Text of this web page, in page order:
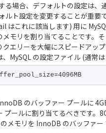
る場合、デフォルトの設定は、
ルト設定を変更することが重
はこれに該当します) 用に
メモリを割り当てることです。
クエリーを大幅にスピードアッ
、MySQL の設定ファイル (通常
のバッファー プールに
プールに割り当てるべきです
メモリを InnoDB のバッファー